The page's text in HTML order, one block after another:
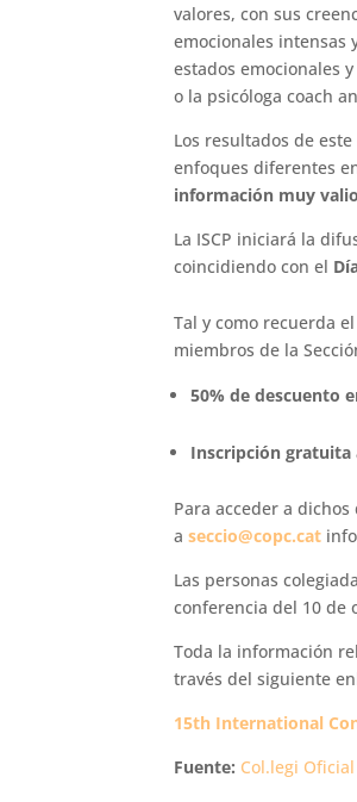
valores, con sus
emocionales intensas
estados emocionales
o la psicóloga coach
Los resultados de
enfoques diferentes
información muy
La ISCP iniciará la
coincidiendo con el
Tal y como recuerda
miembros de la
50% de descuento
Inscripción
Para acceder a
aseccio@copc.cat
Las personas
conferencia del 10 de
Toda la información
través del siguiente
15th International
Fuente: Col.legi